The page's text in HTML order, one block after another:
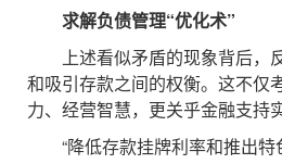
求解负债管理“优化术”
上述看似矛盾的现象背后，
和吸引存款之间的权衡。这不仅
力、经营智慧，更关乎金融支持
“降低存款挂牌利率和推出特